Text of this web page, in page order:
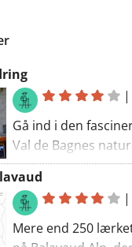
|
Gå ind i den
Val de Bagnes
Chaux for at
ibexer og marmoter
smukke baggrund af
Massif. La Chaux-
|
Mere end 250